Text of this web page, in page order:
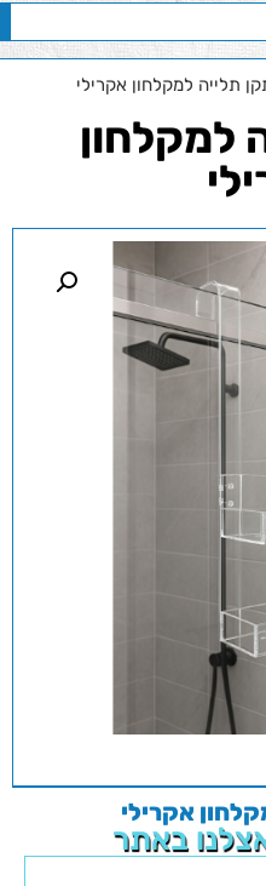
תלייה למקלחון אקרילי
למקלחון
אקרילי
באתר